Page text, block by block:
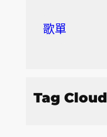
歌單
Tag Cloud